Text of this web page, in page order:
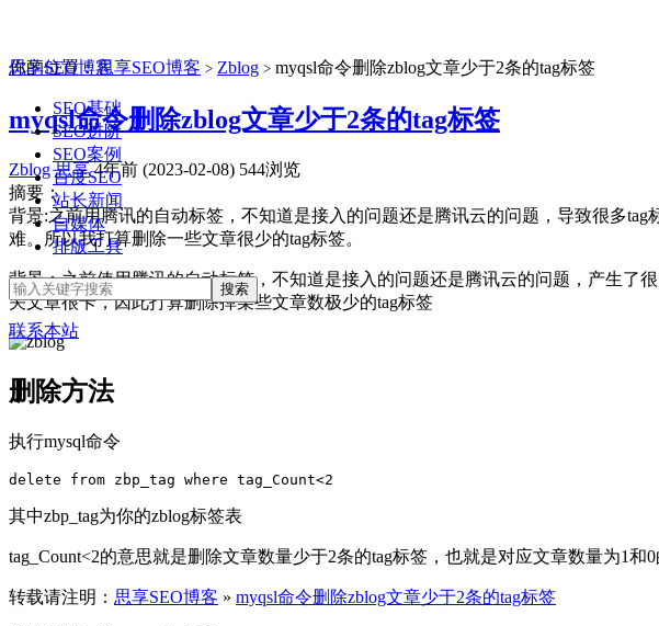
思享SEO博客
SEO基础
SEO进阶
SEO案例
百度SEO
站长新闻
自媒体
排版工具
联系本站
你的位置：思享SEO博客 > Zblog > myqsl命令删除zblog文章少于2条的tag标签
myqsl命令删除zblog文章少于2条的tag标签
Zblog 思享 4年前 (2023-02-08) 544浏览
摘要：
背景:之前用腾讯的自动标签，不知道是接入的问题还是腾讯云的问题，导致很多
难。所以我打算删除一些文章很少的tag标签。
背景：之前使用腾讯的自动标签，不知道是接入的问题还是腾讯云的问题，产生了
关文章很卡，因此打算删除掉某些文章数极少的tag标签
删除方法
执行mysql命令
delete from zbp_tag where tag_Count<2
其中zbp_tag为你的zblog标签表
tag_Count<2的意思就是删除文章数量少于2条的tag标签，也就是对应文章数量为1
转载请注明： 思享SEO博客 » myqsl命令删除zblog文章少于2条的tag标签